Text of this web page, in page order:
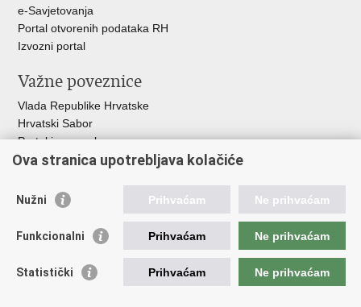
e-Savjetovanja
Portal otvorenih podataka RH
Izvozni portal
Važne poveznice
Vlada Republike Hrvatske
Hrvatski Sabor
Portal javne nabave
Centralizirani sustav za zapošljavanje
Institucije i Javne ustanove u nadležnosti
Ministarstva
Fond za zaštitu okoliša i energetsku učinkovitost
Državni hidrometeorološki zavod
Ova stranica upotrebljava kolačiće
Nužni Prihvaćam Ne prihvaćam
Funkcionalni Prihvaćam Ne prihvaćam
Statistički Prihvaćam Ne prihvaćam